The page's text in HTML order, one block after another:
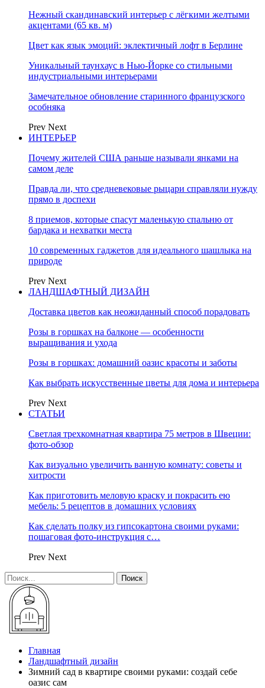
Нежный скандинавский интерьер с лёгкими желтыми
акцентами (65 кв. м)
Цвет как язык эмоций: эклектичный лофт в Берлине
Уникальный таунхаус в Нью-Йорке со стильными
индустриальными интерьерами
Замечательное обновление старинного французского
особняка
Prev Next
ИНТЕРЬЕР
Почему жителей США раньше называли янками на
самом деле
Правда ли, что средневековые рыцари справляли нужду
прямо в доспехи
8 приемов, которые спасут маленькую спальню от
бардака и нехватки места
10 современных гаджетов для идеального шашлыка на
природе
Prev Next
ЛАНДШАФТНЫЙ ДИЗАЙН
Доставка цветов как неожиданный способ порадовать
Розы в горшках на балконе — особенности
выращивания и ухода
Розы в горшках: домашний оазис красоты и заботы
Как выбрать искусственные цветы для дома и интерьера
Prev Next
СТАТЬИ
Светлая трехкомнатная квартира 75 метров в Швеции:
фото-обзор
Как визуально увеличить ванную комнату: советы и
хитрости
Как приготовить меловую краску и покрасить ею
мебель: 5 рецептов в домашних условиях
Как сделать полку из гипсокартона своими руками:
пошаговая фото-инструкция с…
Prev Next
Главная
Ландшафтный дизайн
Зимний сад в квартире своими руками: создай себе
оазис сам